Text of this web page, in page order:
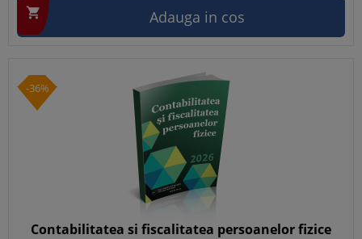
 Adauga in cos
-36%
Contabilitatea si fiscalitatea persoanelor fizice